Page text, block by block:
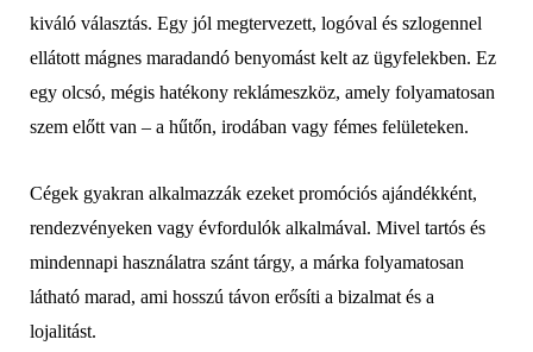
kiváló választás. Egy jól megtervezett, logóval és szlogennel
ellátott mágnes maradandó benyomást kelt az ügyfelekben. Ez
egy olcsó, mégis hatékony reklámeszköz, amely folyamatosan
szem előtt van – a hűtőn, irodában vagy fémes felületeken.
Cégek gyakran alkalmazzák ezeket promóciós ajándékként,
rendezvényeken vagy évfordulók alkalmával. Mivel tartós és
mindennapi használatra szánt tárgy, a márka folyamatosan
látható marad, ami hosszú távon erősíti a bizalmat és a
lojalitást.